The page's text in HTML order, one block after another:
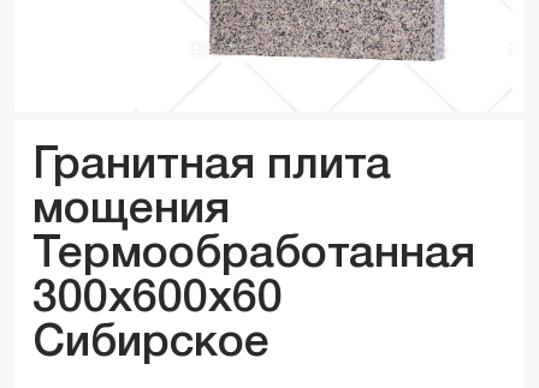
Гранитная плита
мощения
Термообработанная
300x600x60
Сибирское